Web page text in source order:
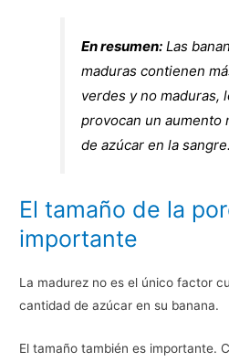
En resumen: Las
maduras contienen
verdes y no maduras,
provocan un aumento
de azúcar en la sangre.
El tamaño de la
importante
La madurez no es el único factor
cantidad de azúcar en su banana.
El tamaño también es importante.